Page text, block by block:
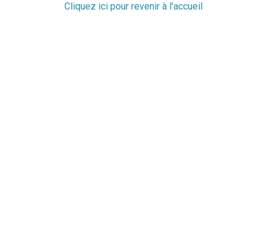
Cliquez ici pour revenir à l'accueil